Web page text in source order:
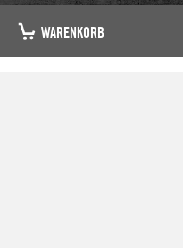
WARENKORB